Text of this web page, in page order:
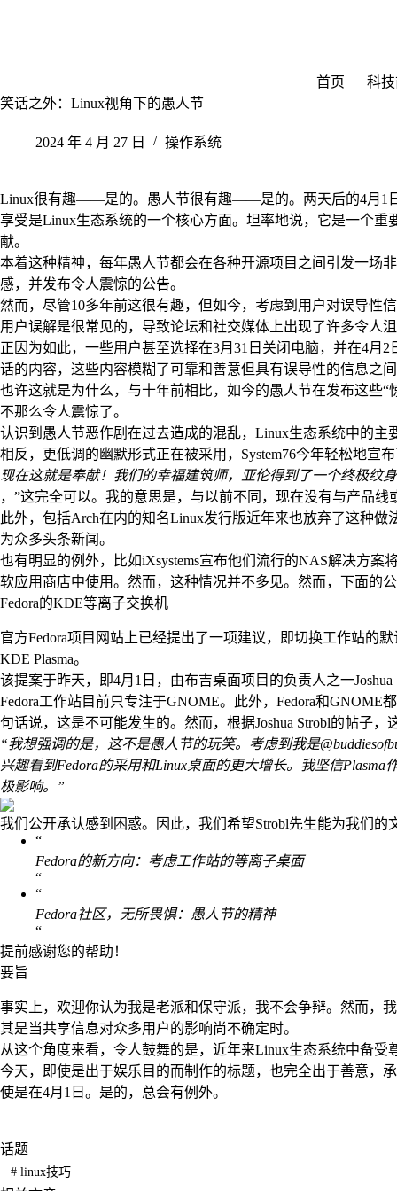
首页
科
笑话之外：Linux视角下的愚人节
2024 年 4 月 27 日 操作系统
Linux很有趣——是的。愚人节很有趣——是的。两天后的4月1
享受是Linux生态系统的一个核心方面。坦率地说，它是一个
献。
本着这种精神，每年愚人节都会在各种开源项目之间引发一场
感，并发布令人震惊的公告。
然而，尽管10多年前这很有趣，但如今，考虑到用户对误导性
用户误解是很常见的，导致论坛和社交媒体上出现了许多令人
正因为如此，一些用户甚至选择在3月31日关闭电脑，并在4月
话的内容，这些内容模糊了可靠和善意但具有误导性的信息之
也许这就是为什么，与十年前相比，如今的愚人节在发布这些
不那么令人震惊了。
认识到愚人节恶作剧在过去造成的混乱，Linux生态系统中的
相反，更低调的幽默形式正在被采用，System76今年轻松地宣
现在这就是奉献！我们的幸福建筑师，亚伦得到了一个终极纹身
，”这完全可以。我的意思是，与以前不同，现在没有与产品线
此外，包括Arch在内的知名Linux发行版近年来也放弃了这种
为众多头条新闻。
也有明显的例外，比如iXsystems宣布他们流行的NAS解决方案
软应用商店中使用。然而，这种情况并不多见。然而，下面的
Fedora的KDE等离子交换机
官方Fedora项目网站上已经提出了一项建议，即切换工作站的
KDE Plasma。
该提案于昨天，即4月1日，由布吉桌面项目的负责人之一
Fedora工作站目前只专注于GNOME。此外，Fedora和GNOME
句话说，这是不可能发生的。然而，根据Joshua Strobl的帖子，
“我想强调的是，这不是愚人节的玩笑。考虑到我是
兴趣看到Fedora的采用和Linux桌面的更大增长。我坚信
极影响。”
我们公开承认感到困惑。因此，我们希望Strobl先生能为我们
“
Fedora的新方向：考虑工作站的等离子桌面
“
“
Fedora社区，无所畏惧：愚人节的精神
“
提前感谢您的帮助！
要旨
事实上，欢迎你认为我是老派和保守派，我不会争辩。然而，
其是当共享信息对众多用户的影响尚不确定时。
从这个角度来看，令人鼓舞的是，近年来Linux生态系统中备受
今天，即使是出于娱乐目的而制作的标题，也完全出于善意
使是在4月1日。是的，总会有例外。
话题
#linux技巧